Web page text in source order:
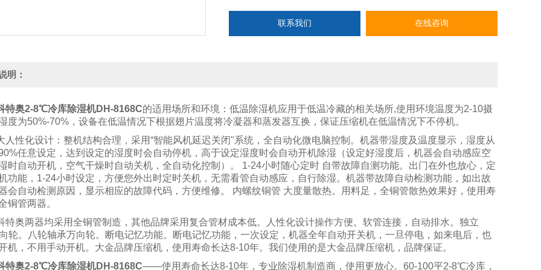
联系我们 在线咨询
明：
特奥2-8℃冷库除湿机DH-8168C的适用场所和环境：低温除湿机应用于低温冷藏的相关场所,使用环境温度为2-10摄
度为50%-70% ，设备在低温情况下根据翅片温度将冷凝器和蒸发器互换，保证压缩机在低温情况下不停机。
人性化设计：整机结构合理，采用“智能风机延迟关闭"系统，全自动化微电脑控制。机器带湿度及温度显示，湿度从
任意设定，达到设定的湿度时会自动停机，高于设定湿度时会自动开机除湿（设定好湿度后，机器会自动感应空
时自动开机，空气干燥时自动关机，全自动化控制）。
1-24小时随心定时 自带故障自测功能。出门在外也放心，定
功能， 1-24小时设定，方便您外出时定时关机，无需看管自动感应，自行除湿。机器带故障自动检测功能，如出故
会自动检测原因，显示相应的故障代码，方便维修。 内螺纹铜管 大度量散热。用料足，全铜管散热效果好，使用寿
铜管两器。
特奥两器均采用全铜管制造，其他品牌采用复合管材成本低。
人性化设计操作方便。软管连接，自动排水。独立
轮。八轮轴承万向轮。断电记忆功能。断电记忆功能，一次设定，机器全年自动开关机，一旦停电，如来电后，也
机，不用手动开机。大金品牌压缩机，使用寿命长达8-10年。我们使用的是大金品牌压缩机，品牌保证。
特奥2-8℃冷库除湿机DH-8168C——使用寿命长达8-10年，专业除湿机制造商，使用更放心。 60-100平2-8℃冷库，